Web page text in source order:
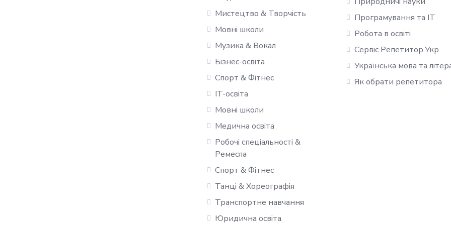
Мистецтво & Творчість
Мовні школи
Музика & Вокал
Бізнес-освіта
Спорт & Фітнес
IT-освіта
Мовні школи
Медична освіта
Робочі спеціальності &
Ремесла
Спорт & Фітнес
Танці & Хореографія
Транспортне навчання
Юридична освіта
Програмування та IT
Робота в освіті
Сервіс Репетитор.Укр
Українська мова та
Як обрати репетитора